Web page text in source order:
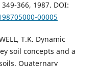
366, 1987. DOI:
00005
T.K. Dynamic
soil concepts and a
Quaternary